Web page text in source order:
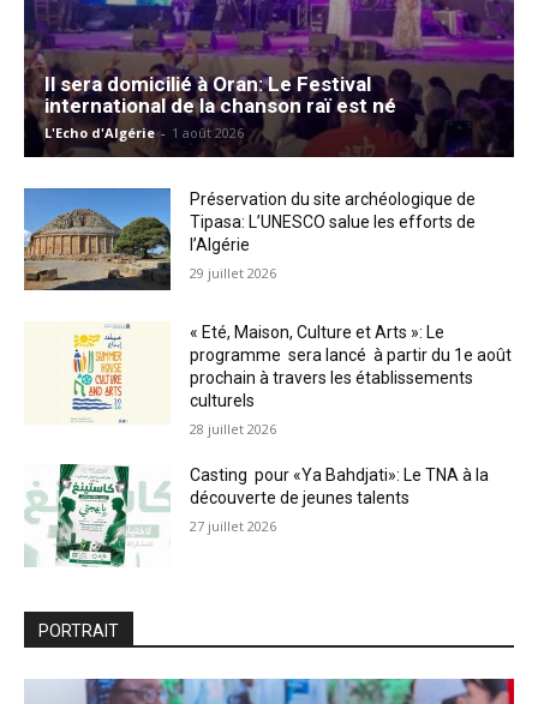
Il sera domicilié à Oran: Le Festival
international de la chanson raï est né
L'Echo d'Algérie - 1 août 2026
Préservation du site archéologique de
Tipasa: L’UNESCO salue les efforts de
l’Algérie
29 juillet 2026
« Eté, Maison, Culture et Arts »: Le
programme sera lancé à partir du 1e août
prochain à travers les établissements
culturels
28 juillet 2026
Casting pour «Ya Bahdjati»: Le TNA à la
découverte de jeunes talents
27 juillet 2026
PORTRAIT